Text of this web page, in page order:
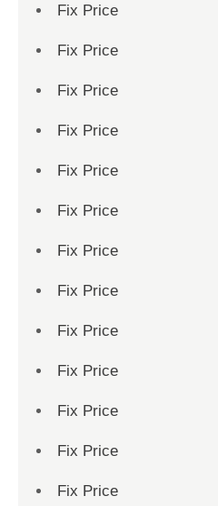
Fix Price
Fix Price
Fix Price
Fix Price
Fix Price
Fix Price
Fix Price
Fix Price
Fix Price
Fix Price
Fix Price
Fix Price
Fix Price